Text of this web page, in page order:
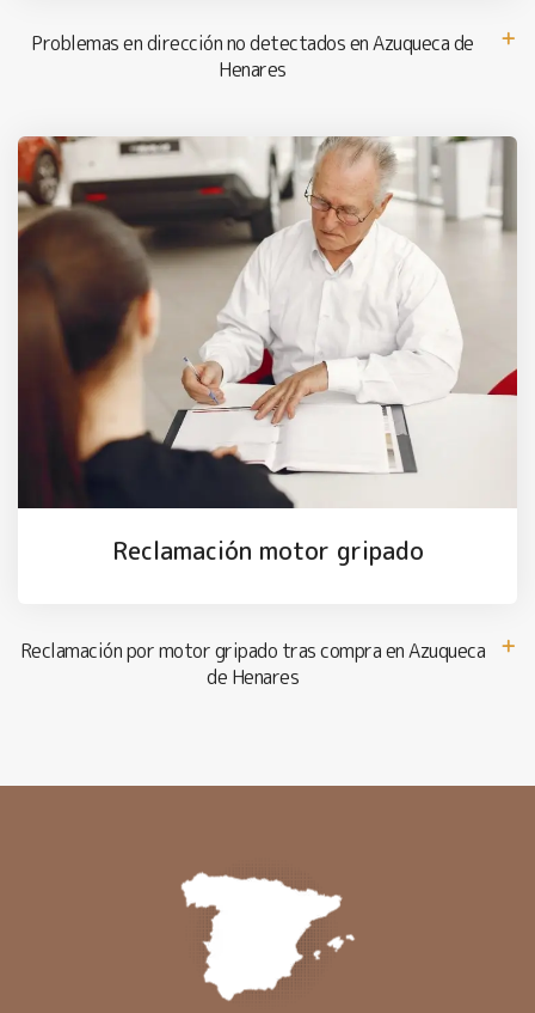
Problemas en dirección no detectados en Azuqueca de
Henares
Reclamación motor gripado
Reclamación por motor gripado tras compra en Azuqueca
de Henares